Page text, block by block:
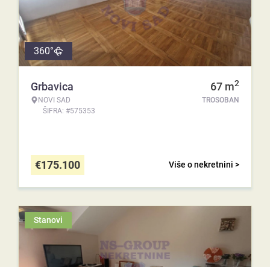
360°
Grbavica
NOVI SAD
ŠIFRA: #575353
67 m2
TROSOBAN
Više o nekretnini >
€175.100
Stanovi